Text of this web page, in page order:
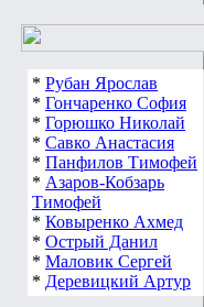
* Рубан Ярослав
* Гончаренко София
* Горюшко Николай
* Савко Анастасия
* Панфилов Тимофей
* Азаров-Кобзарь
Тимофей
* Ковыренко Ахмед
* Острый Данил
* Маловик Сергей
* Деревицкий Артур